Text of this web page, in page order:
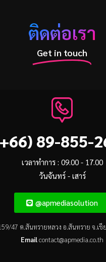
ติดต่อเรา
Get in touch
89-855-
เวลาทำการ : 09.00 - 17.00
วันจันทร์ - เสาร์
@apmediasolution
47 ต.สันทรายหลวง อ.สันทราย จ.เชี
Emailcontact@apmedia.co.th